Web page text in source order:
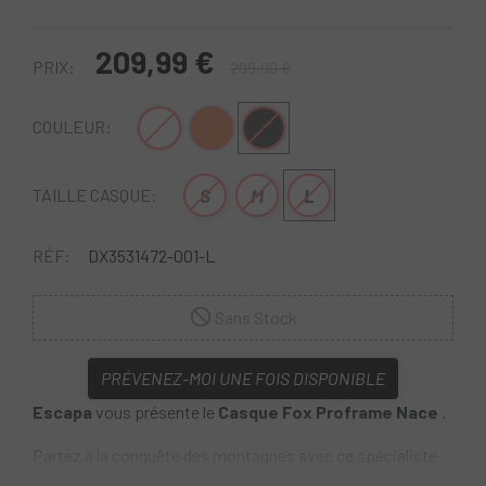
PRIX: 209,99 €
COULEUR: Blanc Noir
TAILLE CASQUE: S M L
RÉF: DX3531472-001-L
PRÉVENEZ-MOI UNE FOIS DISPONIBLE
Escapa vous présente le Casque Fox Proframe Nace .